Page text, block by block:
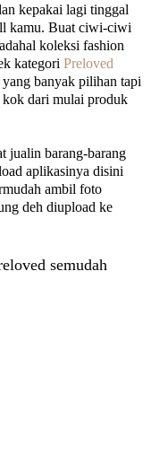
kepakai lagi tinggal
kamu. Buat ciwi-ciwi
koleksi fashion
kategori Preloved
banyak pilihan tapi
dari mulai produk
jualin barang-barang
aplikasinya disini
ambil foto
deh diupload ke
semudah